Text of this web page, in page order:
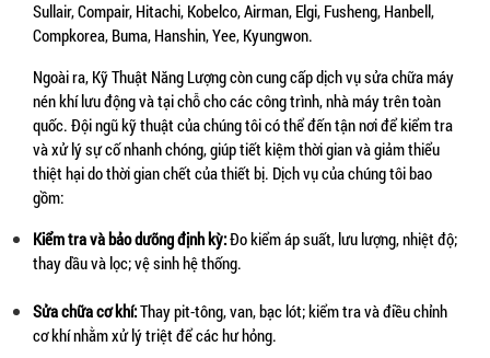
Sullair, Compair, Hitachi, Kobelco, Airman, Elgi, Fusheng, Hanbell,
Compkorea, Buma, Hanshin, Yee, Kyungwon.
Ngoài ra, Kỹ Thuật Năng Lượng còn cung cấp dịch vụ sửa chữa máy
nén khí lưu động và tại chỗ cho các công trình, nhà máy trên toàn
quốc. Đội ngũ kỹ thuật của chúng tôi có thể đến tận nơi để kiểm tra
và xử lý sự cố nhanh chóng, giúp tiết kiệm thời gian và giảm thiểu
thiệt hại do thời gian chết của thiết bị. Dịch vụ của chúng tôi bao
gồm:
Kiểm tra và bảo dưỡng định kỳ: Đo kiểm áp suất, lưu lượng, nhiệt độ;
thay dầu và lọc; vệ sinh hệ thống.
Sửa chữa cơ khí: Thay pit-tông, van, bạc lót; kiểm tra và điều chỉnh
cơ khí nhằm xử lý triệt để các hư hỏng.